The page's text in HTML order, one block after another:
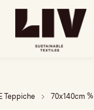
Teppiche 70x140cm %